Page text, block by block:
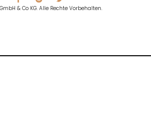
& Co KG. Alle Rechte Vorbehalten.